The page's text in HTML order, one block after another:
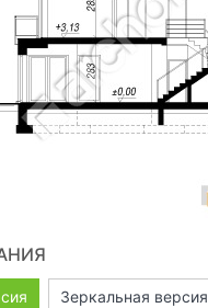
Зеркальная версия